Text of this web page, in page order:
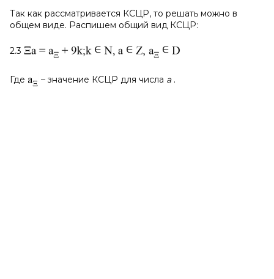
Так как рассматривается КСЦР, то решать можно в
общем виде. Распишем общий вид КСЦР:
2.3
Где – значение КСЦР для числа a .